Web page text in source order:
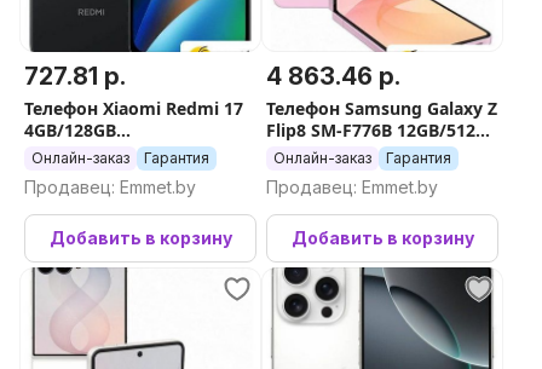
727.81 р.
Телефон Xiaomi Redmi 17
4GB/128GB
международная версия
Онлайн-заказ Гарантия
Продавец: Emmet.by
Добавить в корзину
4 863.46 р.
Телефон Samsung Galaxy Z
Flip8 SM-F776B 12GB/512GB
(розовый)
Онлайн-заказ Гарантия
Продавец: Emmet.by
Добавить в корзину